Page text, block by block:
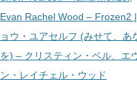
ナ
ビ
ゲ
ー
Evan Rachel Wood – Frozen2
ョウ・ユアセルフ (みせて、あ
を) – クリスティン・ベル、エ
ン・レイチェル・ウッド